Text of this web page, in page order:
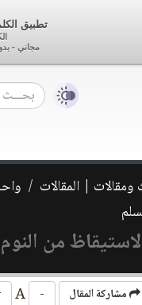
| المقالات
من النوم
مشاركة المقال -
تطبيق
مجاني -